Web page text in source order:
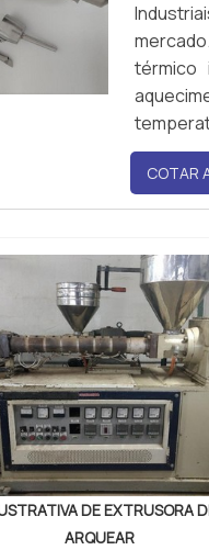
térmico
COTAR
DE EXTRUSORA
ARQUEAR